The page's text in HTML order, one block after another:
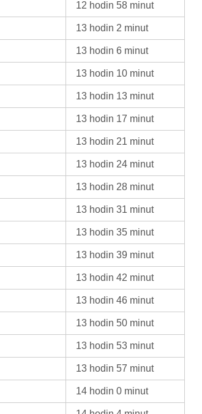
12 hodin 58 minut
13 hodin 2 minut
13 hodin 6 minut
13 hodin 10 minut
13 hodin 13 minut
13 hodin 17 minut
13 hodin 21 minut
13 hodin 24 minut
13 hodin 28 minut
13 hodin 31 minut
13 hodin 35 minut
13 hodin 39 minut
13 hodin 42 minut
13 hodin 46 minut
13 hodin 50 minut
13 hodin 53 minut
13 hodin 57 minut
14 hodin 0 minut